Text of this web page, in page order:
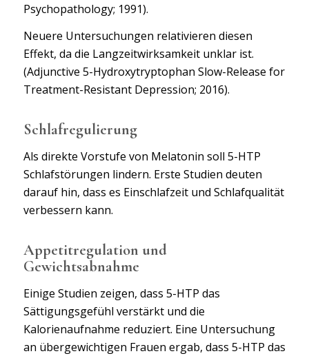
Psychopathology; 1991).
Neuere Untersuchungen relativieren diesen
Effekt, da die Langzeitwirksamkeit unklar ist.
(Adjunctive 5-Hydroxytryptophan Slow-Release for
Treatment-Resistant Depression; 2016).
Schlafregulierung
Als direkte Vorstufe von Melatonin soll 5-HTP
Schlafstörungen lindern. Erste Studien deuten
darauf hin, dass es Einschlafzeit und Schlafqualität
verbessern kann.
Appetitregulation und
Gewichtsabnahme
Einige Studien zeigen, dass 5-HTP das
Sättigungsgefühl verstärkt und die
Kalorienaufnahme reduziert. Eine Untersuchung
an übergewichtigen Frauen ergab, dass 5-HTP das